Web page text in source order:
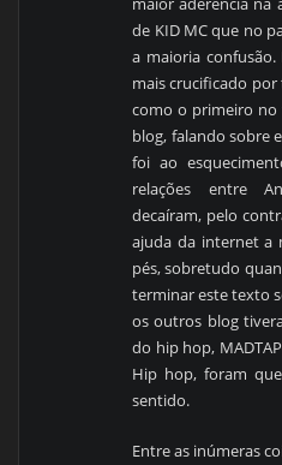
de KID MC que no
a maioria
mais crucificado
como o primeiro
blog, falando sobre
foi ao
relações entre
decaíram, pelo
ajuda da internet a
pés, sobretudo
terminar este texto
os outros blog
do hip hop,
Hip hop, foram
sentido.
Entre as inúmeras